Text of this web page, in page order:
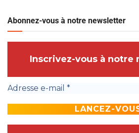
Abonnez-vous à notre newsletter
Inscrivez-vous à notre